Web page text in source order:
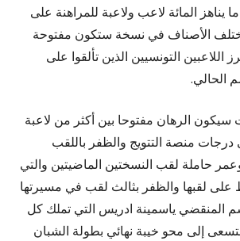
ما يناهز المائة لاعب ولاعبة للمراهنة على
الأصناف في نسخة ستكون مفتوحة
اللاعبين التونسيين الذين تألقوا على
الحالي.
الرهان مفتوحا بين أكثر من لاعبة
درجات منصة التتويج والظفر باللقب
حاملة لقب النسختين الماضيتين والتي
لقبها والظفر بثالث لقب في مسيرتها
المنقضي ياسمينة ادريس التي تملك كل
إلى محو خيبة نهائي بطولة الشبان